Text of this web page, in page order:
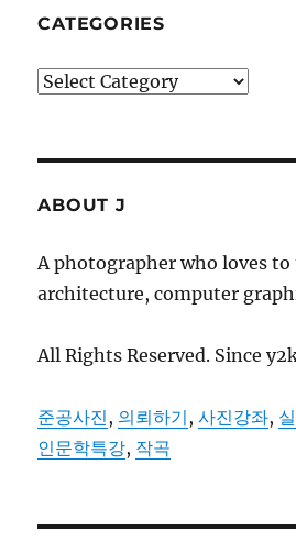
CATEGORIES
Categories
ABOUT J
A photographer who loves to
architecture, computer
All Rights Reserved. Since
준공사진, 의뢰하기,사진강좌,
인문학특강, 작곡